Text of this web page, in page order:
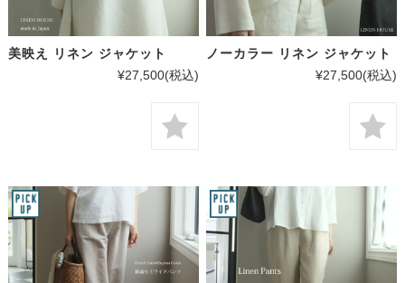
美映え リネン ジャケット
¥27,500(税込)
ノーカラー リネン ジャケット
¥27,500(税込)